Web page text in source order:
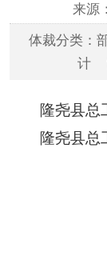
来源
体裁分类：
计
隆尧县总
隆尧县总